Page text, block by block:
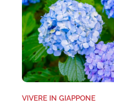
VIVERE IN GIAPPONE